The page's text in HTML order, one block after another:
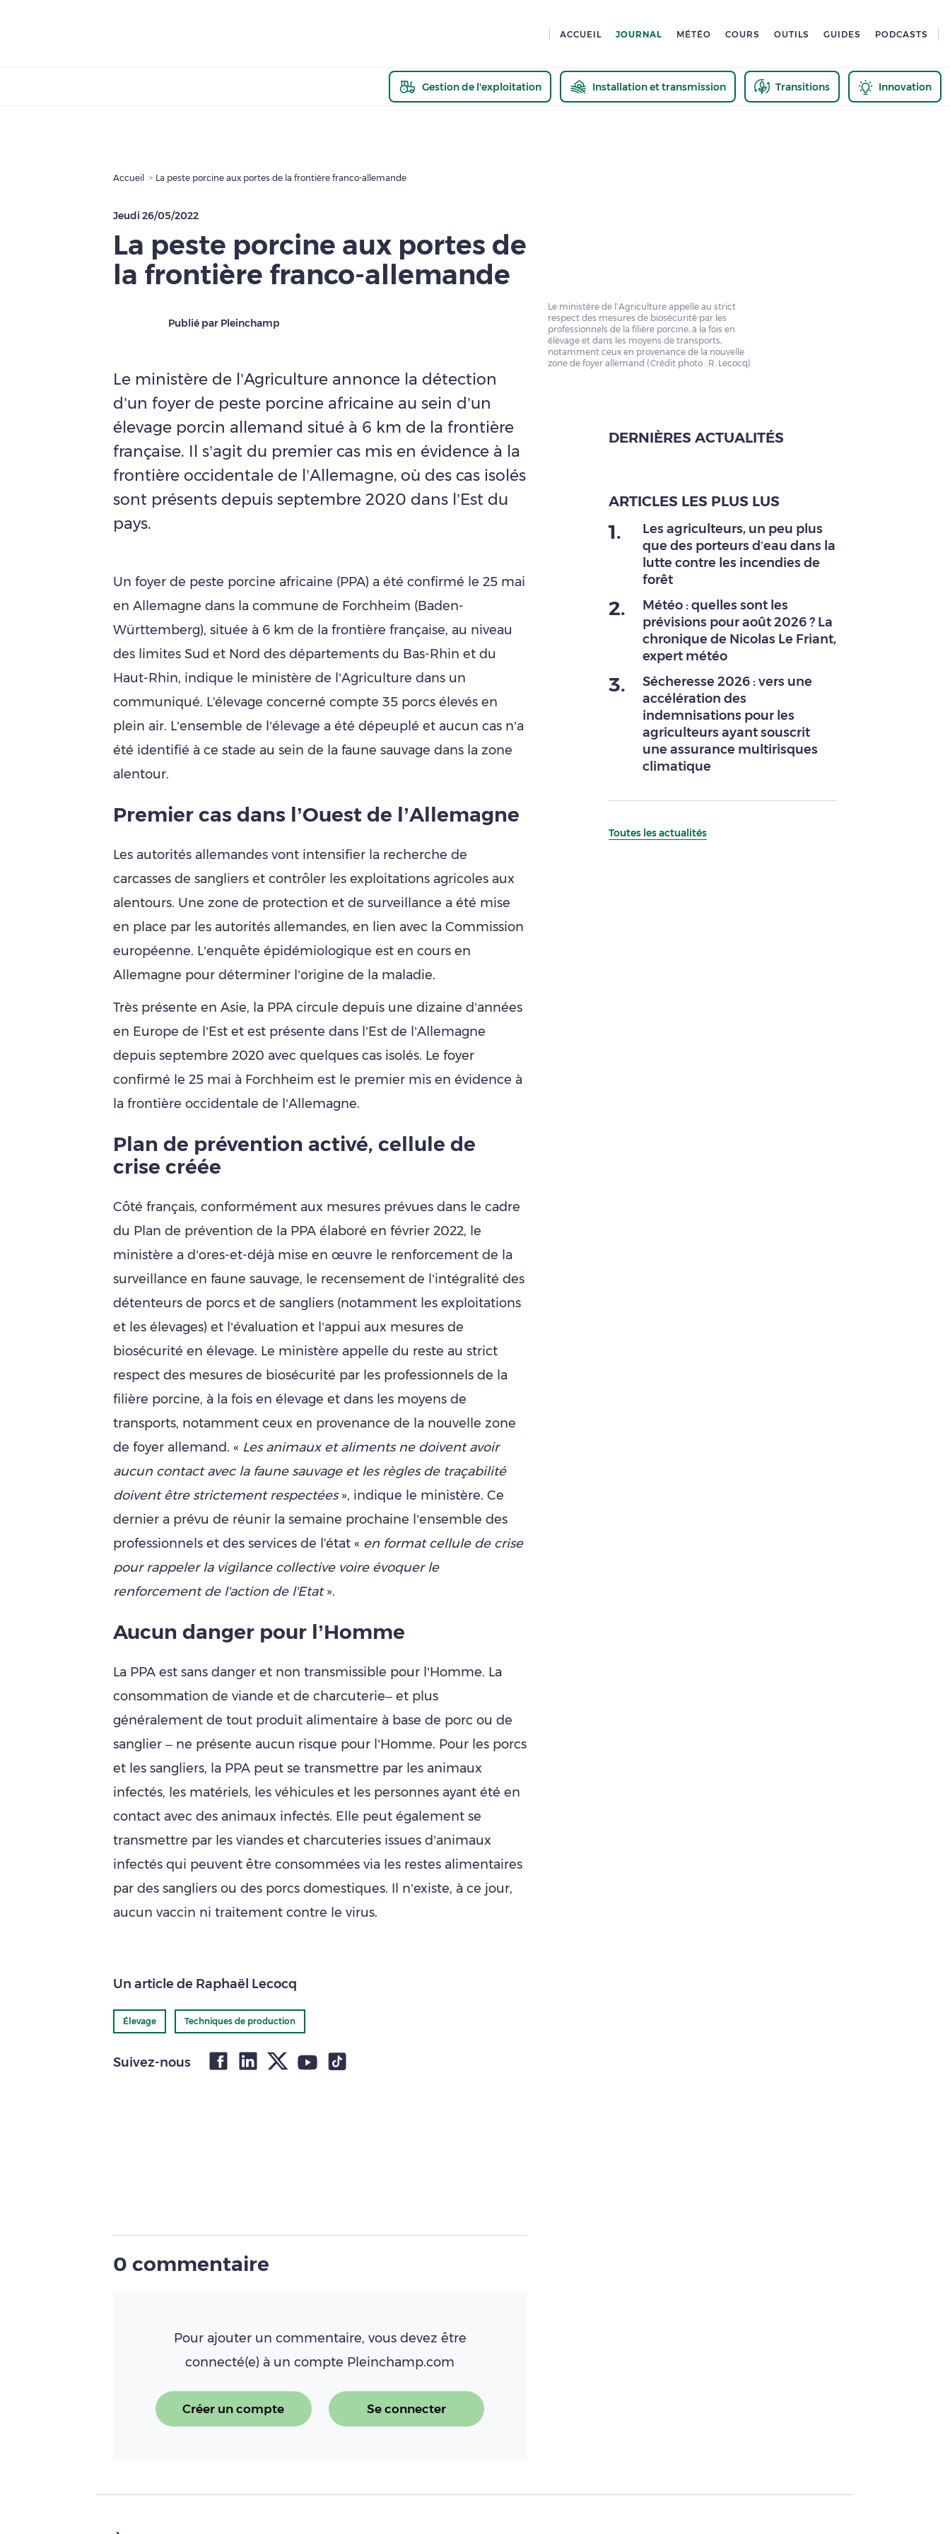
ACCUEIL JOURNAL MÉTÉO COURS OUTILS GUIDES PODCASTS
Gestion de l'exploitation Installation et transmission Transitions Innovation
Accueil La peste porcine aux portes de la frontière franco-allemande
Jeudi 26/05/2022
La peste porcine aux portes de
la frontière franco-allemande
Publié par Pleinchamp
Le ministère de l’Agriculture annonce la détection
d’un foyer de peste porcine africaine au sein d’un
élevage porcin allemand situé à 6 km de la frontière
française. Il s’agit du premier cas mis en évidence à la
frontière occidentale de l’Allemagne, où des cas isolés
sont présents depuis septembre 2020 dans l’Est du
pays.
Un foyer de peste porcine africaine (PPA) a été confirmé le 25 mai
en Allemagne dans la commune de Forchheim (Baden-
Württemberg), située à 6 km de la frontière française, au niveau
des limites Sud et Nord des départements du Bas-Rhin et du
Haut-Rhin, indique le ministère de l’Agriculture dans un
communiqué. L'élevage concerné compte 35 porcs élevés en
plein air. L’ensemble de l’élevage a été dépeuplé et aucun cas n’a
été identifié à ce stade au sein de la faune sauvage dans la zone
alentour.
Premier cas dans l’Ouest de l’Allemagne
Les autorités allemandes vont intensifier la recherche de
carcasses de sangliers et contrôler les exploitations agricoles aux
alentours. Une zone de protection et de surveillance a été mise
en place par les autorités allemandes, en lien avec la Commission
européenne. L’enquête épidémiologique est en cours en
Allemagne pour déterminer l’origine de la maladie.
Très présente en Asie, la PPA circule depuis une dizaine d’années
en Europe de l’Est et est présente dans l’Est de l’Allemagne
depuis septembre 2020 avec quelques cas isolés. Le foyer
confirmé le 25 mai à Forchheim est le premier mis en évidence à
la frontière occidentale de l’Allemagne.
Plan de prévention activé, cellule de
crise créée
Côté français, conformément aux mesures prévues dans le cadre
du Plan de prévention de la PPA élaboré en février 2022, le
ministère a d’ores-et-déjà mise en œuvre le renforcement de la
surveillance en faune sauvage, le recensement de l’intégralité des
détenteurs de porcs et de sangliers (notamment les exploitations
et les élevages) et l’évaluation et l’appui aux mesures de
biosécurité en élevage. Le ministère appelle du reste au strict
respect des mesures de biosécurité par les professionnels de la
filière porcine, à la fois en élevage et dans les moyens de
transports, notamment ceux en provenance de la nouvelle zone
de foyer allemand. « Les animaux et aliments ne doivent avoir
aucun contact avec la faune sauvage et les règles de traçabilité
doivent être strictement respectées», indique le ministère. Ce
dernier a prévu de réunir la semaine prochaine l’ensemble des
professionnels et des services de l'état « en format cellule de crise
pour rappeler la vigilance collective voire évoquer le
renforcement de l'action de l'Etat».
Aucun danger pour l’Homme
La PPA est sans danger et non transmissible pour l’Homme. La
consommation de viande et de charcuterie– et plus
généralement de tout produit alimentaire à base de porc ou de
sanglier – ne présente aucun risque pour l’Homme. Pour les porcs
et les sangliers, la PPA peut se transmettre par les animaux
infectés, les matériels, les véhicules et les personnes ayant été en
contact avec des animaux infectés. Elle peut également se
transmettre par les viandes et charcuteries issues d’animaux
infectés qui peuvent être consommées via les restes alimentaires
par des sangliers ou des porcs domestiques. Il n’existe, à ce jour,
aucun vaccin ni traitement contre le virus.
Un article de Raphaël Lecocq
Élevage Techniques de production
Suivez-nous
0 commentaire
Pour ajouter un commentaire, vous devez être
connecté(e) à un compte Pleinchamp.com
Créer un compte Se connecter
Le ministère de l’Agriculture appelle au strict
respect des mesures de biosécurité par les
professionnels de la filière porcine, à la fois en
élevage et dans les moyens de transports,
notamment ceux en provenance de la nouvelle
zone de foyer allemand (Crédit photo : R. Lecocq)
DERNIÈRES ACTUALITÉS
ARTICLES LES PLUS LUS
1.
Les agriculteurs, un peu plus
que des porteurs d’eau dans la
lutte contre les incendies de
forêt
2.
Météo : quelles sont les
prévisions pour août 2026 ? La
chronique de Nicolas Le Friant,
expert météo
3.
Sécheresse 2026 : vers une
accélération des
indemnisations pour les
agriculteurs ayant souscrit
une assurance multirisques
climatique
Toutes les actualités